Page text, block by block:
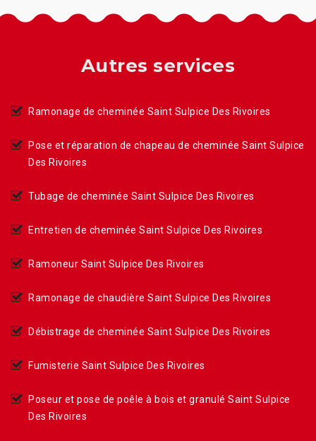
Autres services
Ramonage de cheminée Saint Sulpice Des Rivoires
Pose et réparation de chapeau de cheminée Saint Sulpice
Des Rivoires
Tubage de cheminée Saint Sulpice Des Rivoires
Entretien de cheminée Saint Sulpice Des Rivoires
Ramoneur Saint Sulpice Des Rivoires
Ramonage de chaudière Saint Sulpice Des Rivoires
Débistrage de cheminée Saint Sulpice Des Rivoires
Fumisterie Saint Sulpice Des Rivoires
Poseur et pose de poêle à bois et granulé Saint Sulpice
Des Rivoires